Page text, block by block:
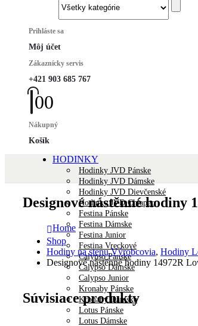
Prihláste sa
Môj účet
Zákaznícky servis
+421 903 685 767
00
Nákupný
Košík
HODINKY
Hodinky JVD Pánske
Hodinky JVD Dámske
Hodinky JVD Dievčenské
Hodinky JVD Chlapec
Festina Pánske
Festina Dámske
Festina Junior
Festina Vreckové
Calypso Pánske
Calypso Dámske
Calypso Junior
Kronaby Pánske
Kronaby Dámske
Lotus Pánske
Lotus Dámske
Designové nástěnné hodiny
Home
Shop
Hodiny na stenu Výrobcovia, Hodiny
Designové nástěnné hodiny 14972R
Súvisiace produkty